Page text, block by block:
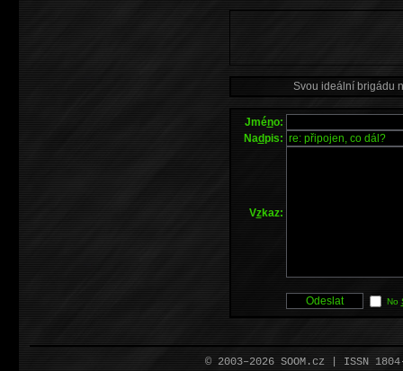
Svou ideální brigádu
Jméno:
Nadpis:
Vzkaz:
No
© 2003–2026 SOOM.cz | ISSN